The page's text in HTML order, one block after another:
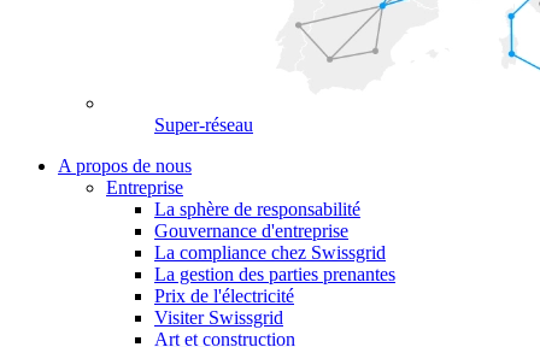
Super-réseau
A propos de nous
Entreprise
La sphère de responsabilité
Gouvernance d'entreprise
La compliance chez Swissgrid
La gestion des parties prenantes
Prix de l'électricité
Visiter Swissgrid
Art et construction